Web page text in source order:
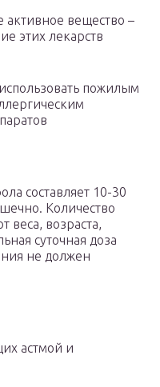
вещество –
этих лекарств
пожилым
составляет 10-30
Количество
веса, возраста,
суточная доза
не должен
астмой и